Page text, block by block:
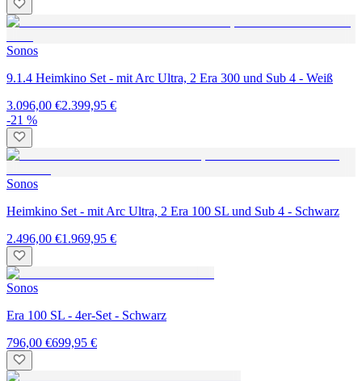
Sonos
9.1.4 Heimkino Set - mit Arc Ultra, 2 Era 300 und Sub 4 - Weiß
3.096,00 €2.399,95 €
-21 %
Sonos
Heimkino Set - mit Arc Ultra, 2 Era 100 SL und Sub 4 - Schwarz
2.496,00 €1.969,95 €
Sonos
Era 100 SL - 4er-Set - Schwarz
796,00 €699,95 €